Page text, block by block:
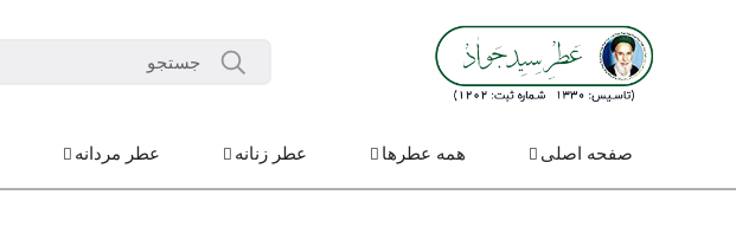
صفحه اصلی همه عطرها عطر زنانه عطر مردانه